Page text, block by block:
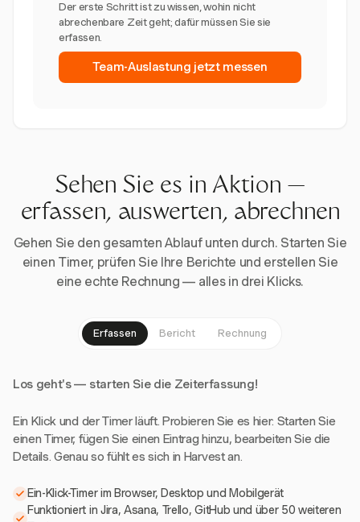
Der erste Schritt ist zu wissen, wohin nicht
abrechenbare Zeit geht; dafür müssen Sie sie
erfassen.
Team-Auslastung jetzt messen
Sehen Sie es in Aktion —
erfassen, auswerten, abrechnen
Gehen Sie den gesamten Ablauf unten durch. Starten Sie
einen Timer, prüfen Sie Ihre Berichte und erstellen Sie
eine echte Rechnung — alles in drei Klicks.
Erfassen Bericht Rechnung
Los geht's — starten Sie die Zeiterfassung!
Ein Klick und der Timer läuft. Probieren Sie es hier: Starten Sie
einen Timer, fügen Sie einen Eintrag hinzu, bearbeiten Sie die
Details. Genau so fühlt es sich in Harvest an.
Ein-Klick-Timer im Browser, Desktop und Mobilgerät
Funktioniert in Jira, Asana, Trello, GitHub und über 50 weiteren